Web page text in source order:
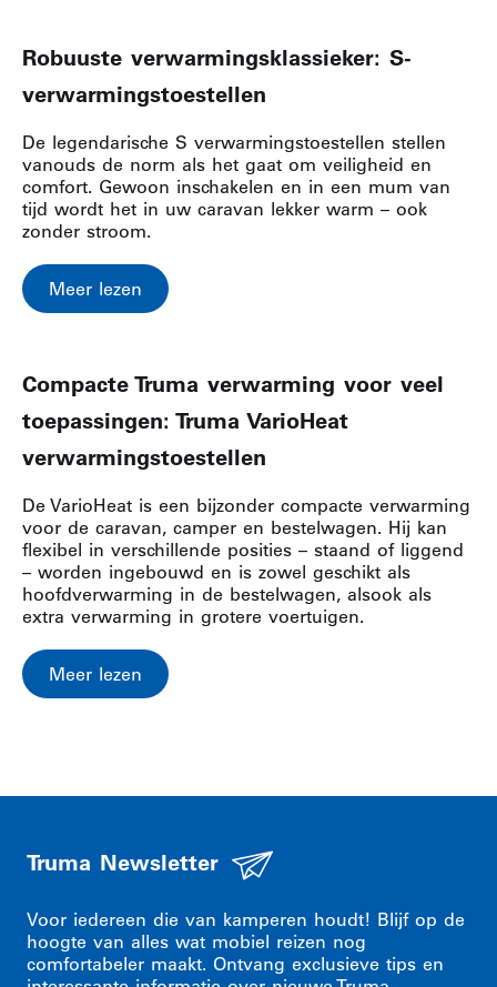
Robuuste verwarmingsklassieker: S-
verwarmingstoestellen
De legendarische S verwarmingstoestellen stellen
vanouds de norm als het gaat om veiligheid en
comfort. Gewoon inschakelen en in een mum van
tijd wordt het in uw caravan lekker warm – ook
zonder stroom.
Meer lezen
Compacte Truma verwarming voor veel
toepassingen: Truma VarioHeat
verwarmingstoestellen
De VarioHeat is een bijzonder compacte verwarming
voor de caravan, camper en bestelwagen. Hij kan
flexibel in verschillende posities – staand of liggend
– worden ingebouwd en is zowel geschikt als
hoofdverwarming in de bestelwagen, alsook als
extra verwarming in grotere voertuigen.
Meer lezen
Truma Newsletter
Voor iedereen die van kamperen houdt! Blijf op de
hoogte van alles wat mobiel reizen nog
comfortabeler maakt. Ontvang exclusieve tips en